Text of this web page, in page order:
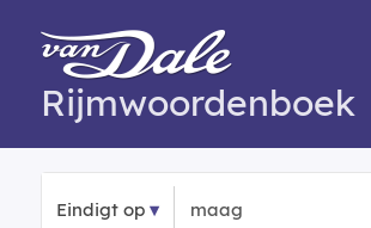
Rijmwoordenboek
Eindigt op